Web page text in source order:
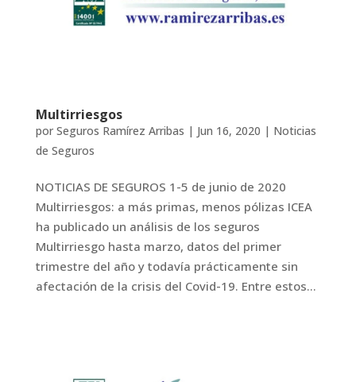
Multirriesgos
por Seguros Ramírez Arribas | Jun 16, 2020 | Noticias
de Seguros
NOTICIAS DE SEGUROS 1-5 de junio de 2020
Multirriesgos: a más primas, menos pólizas ICEA
ha publicado un análisis de los seguros
Multirriesgo hasta marzo, datos del primer
trimestre del año y todavía prácticamente sin
afectación de la crisis del Covid-19. Entre estos...